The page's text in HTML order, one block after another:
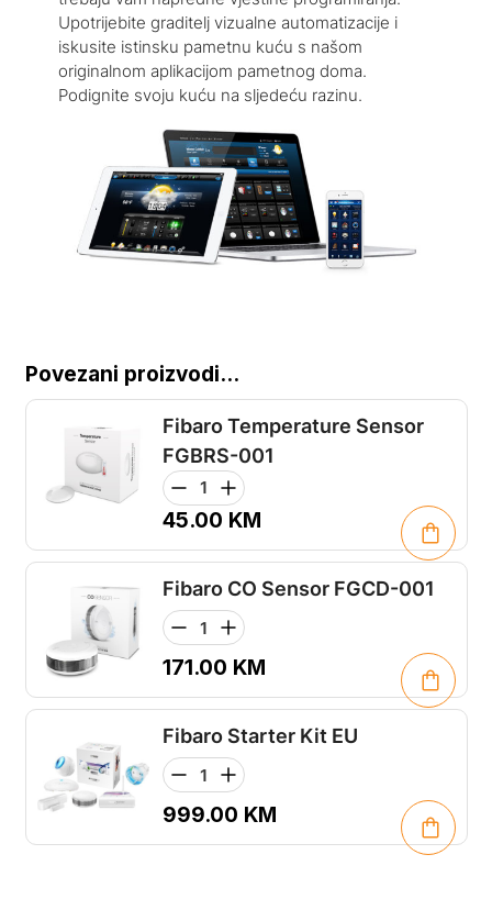
Upotrijebite graditelj vizualne automatizacije i
iskusite istinsku pametnu kuću s našom
originalnom aplikacijom pametnog doma.
Podignite svoju kuću na sljedeću razinu.
Povezani proizvodi...
Fibaro Temperature Sensor
FGBRS-001
45.00 KM
Fibaro CO Sensor FGCD-001
171.00 KM
Fibaro Starter Kit EU
999.00 KM